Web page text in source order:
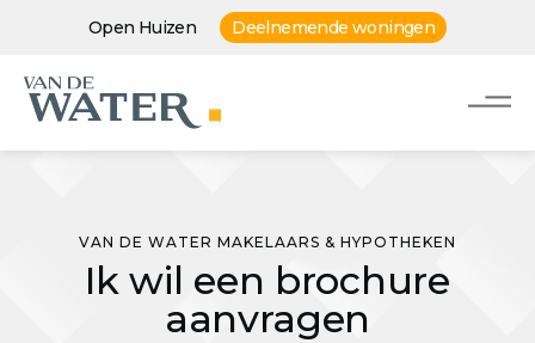
Open Huizen Deelnemende woningen
VAN DE WATER MAKELAARS & HYPOTHEKEN
Ik wil een brochure
aanvragen